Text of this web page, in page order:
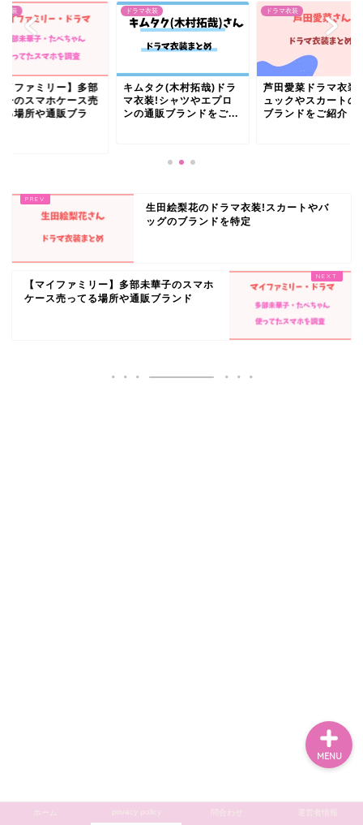
衣装
タク(木村拓哉)ドラ
装!シャツやエプロ
通販ブランドをご...
ドラマ衣装
芦田愛菜ドラマ衣装!リ
ュックやスカートの通販
ブランドをご紹介
ドラマ衣装
【マイファミリー】
未華子のスマホケー
ってる場所や通販ブ
生田絵梨花のドラマ衣装!スカートやバ
ッグのブランドを特定
【マイファミリー】多部未華子のスマホ
ケース売ってる場所や通販ブランド
ホーム privacy policy 問合わせ 運営者情報
MENU